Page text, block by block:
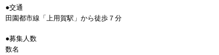
●交通
田園都市線「上用賀駅」から徒歩７分
●募集人数
数名